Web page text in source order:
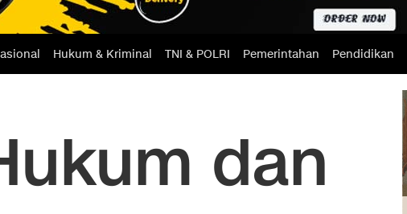
Hukum & Kriminal TNI & POLRI Pemerintahan Pendidikan
dan